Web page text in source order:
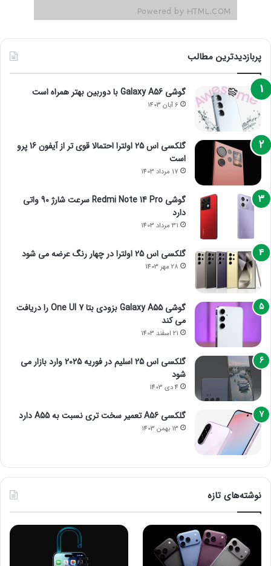
پربازدیدترین مطالب
گوشی Galaxy A56 با دوربین بهتر همراه است
6 آبان 1403
گلکسی اس 25 اولترا احتمالا قوی تر از آیفون 16 پرو
است
17 مرداد 1403
گوشی Redmi Note 14 Pro سرعت شارژ 90 واتی
دارد
31 مرداد 1403
گلکسی اس 25 اولترا در چهار رنگ عرضه می شود
28 مهر 1403
گوشی Galaxy A55 بزودی بتا One UI 7 را دریافت
می کند
21 اسفند 1403
گلکسی اس 25 اسلیم در فوریه 2025 وارد بازار می
شود
4 دی 1403
گلکسی A56 تعمیر سخت تری نسبت به A55 دارد
13 بهمن 1403
نوشته‌های تازه